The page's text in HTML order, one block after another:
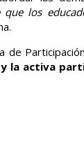
que los
de
la activa